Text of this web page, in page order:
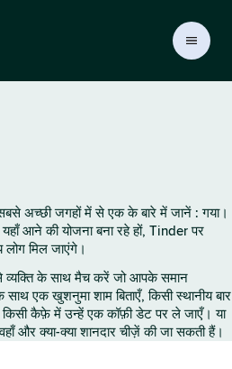
अच्छी जगहों में से एक के बारे में जानें : गया।
आने की योजना बना रहे हों, Tinder पर
मिल जाएंगे।
के साथ मैच करें जो आपके समान
साथ एक खुशनुमा शाम बिताएँ, किसी स्थानीय बार
कैफ़े में उन्हें एक कॉफ़ी डेट पर ले जाएँ। या
और क्या-क्या शानदार चीज़ें की जा सकती हैं।